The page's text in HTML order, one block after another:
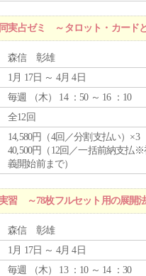
実占ゼミ ～タロット・カード
森信 彰雄
1月 17日 ～ 4月 4日
毎週 （木） 14 ：50 ～ 16 ：10
全12回
14,580円（4回／分割支払い）×3
40,500円（12回／一括前納支払
義開始前まで）
習 ～78枚フルセット用の展開
森信 彰雄
1月 17日 ～ 4月 4日
毎週 （木） 13 ：10 ～ 14 ：30